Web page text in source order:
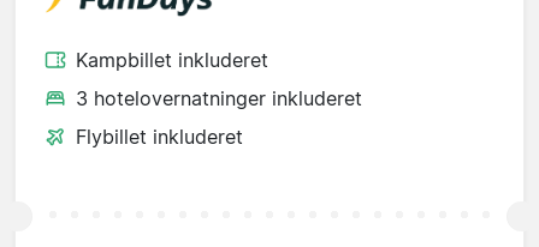
Kampbillet inkluderet
3 hotelovernatninger inkluderet
Flybillet inkluderet